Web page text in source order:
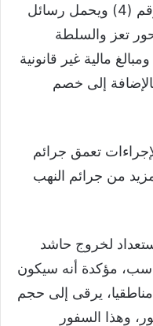
أصدرت حركة ثورة الجياع بيانها رقم (4) ويحمل رسائل
تعز والسلطة
مالية غير قانونية
إلى خصم
تعمق جرائم
من جرائم النهب
لخروج حاشد
مؤكدة أنه سيكون
مناطقيا، يرقى إلى حجم
وهذا السفور